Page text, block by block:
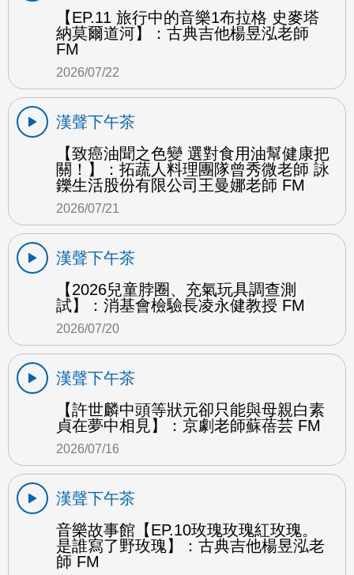
【EP.11 旅行中的音樂1布拉格 史麥塔
納莫爾道河】：古典吉他楊昱泓老師
FM
2026/07/22
漢聲下午茶
【致癌油聞之色變 選對食用油幫健康把
關！】：拓蔬人料理團隊曾秀微老師 詠
鑠生活股份有限公司王曼娜老師 FM
2026/07/21
漢聲下午茶
【2026兒童脖圈、充氣玩具調查測
試】：消基會檢驗長凌永健教授 FM
2026/07/20
漢聲下午茶
【許世麟中頭等狀元卻只能與母親白素
貞在夢中相見】：京劇老師蘇蓓芸 FM
2026/07/16
漢聲下午茶
音樂故事館【EP.10玫瑰玫瑰紅玫瑰。
是誰寫了野玫瑰】：古典吉他楊昱泓老
師 FM